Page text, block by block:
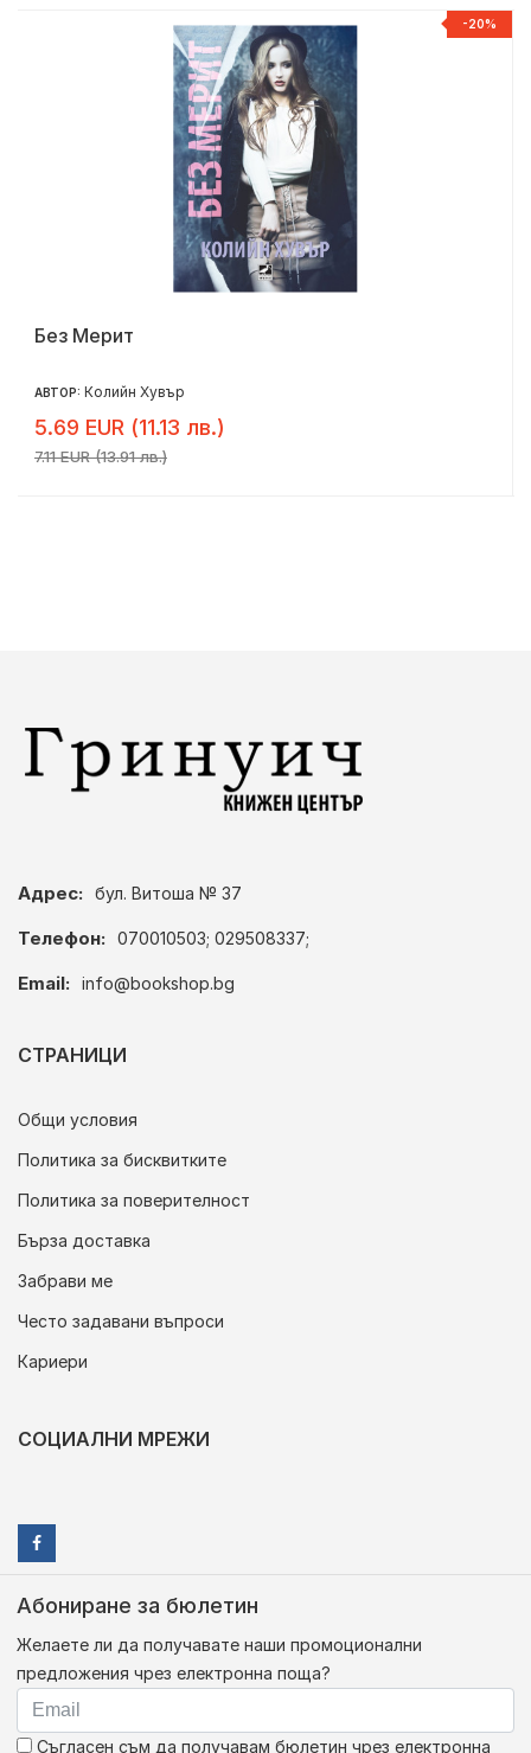
-20%
Без Мерит
АВТОР: Колийн Хувър
5.69 EUR (11.13 лв.)
7.11 EUR (13.91 лв.)
Адрес: бул. Витоша № 37
Телефон: 070010503; 029508337;
Email: info@bookshop.bg
СТРАНИЦИ
Общи условия
Политика за бисквитките
Политика за поверителност
Бърза доставка
Забрави ме
Често задавани въпроси
Кариери
СОЦИАЛНИ МРЕЖИ
Абониране за бюлетин
Желаете ли да получавате наши промоционални
предложения чрез електронна поща?
Съгласен съм да получавам бюлетин чрез електронна